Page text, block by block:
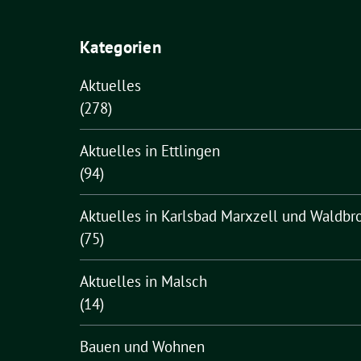
Kategorien
Aktuelles
(278)
Aktuelles in Ettlingen
(94)
Aktuelles in Karlsbad Marxzell und
(75)
Aktuelles in Malsch
(14)
Bauen und Wohnen